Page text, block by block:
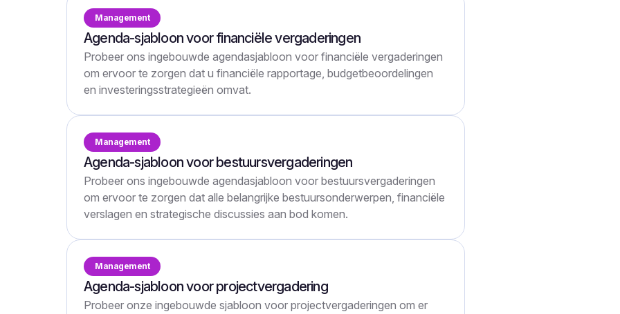
Management
Agenda-sjabloon voor financiële vergaderingen
Probeer ons ingebouwde agendasjabloon voor financiële vergaderingen
om ervoor te zorgen dat u financiële rapportage, budgetbeoordelingen
en investeringsstrategieën omvat.
Management
Agenda-sjabloon voor bestuursvergaderingen
Probeer ons ingebouwde agendasjabloon voor bestuursvergaderingen
om ervoor te zorgen dat alle belangrijke bestuursonderwerpen, financiële
verslagen en strategische discussies aan bod komen.
Management
Agenda-sjabloon voor projectvergadering
Probeer onze ingebouwde sjabloon voor projectvergaderingen om er